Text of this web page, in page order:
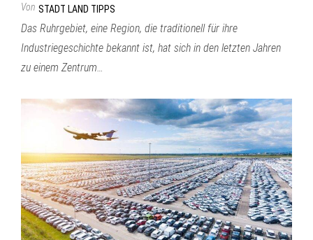
Von STADT LAND TIPPS
Das Ruhrgebiet, eine Region, die traditionell für ihre
Industriegeschichte bekannt ist, hat sich in den letzten Jahren
zu einem Zentrum…